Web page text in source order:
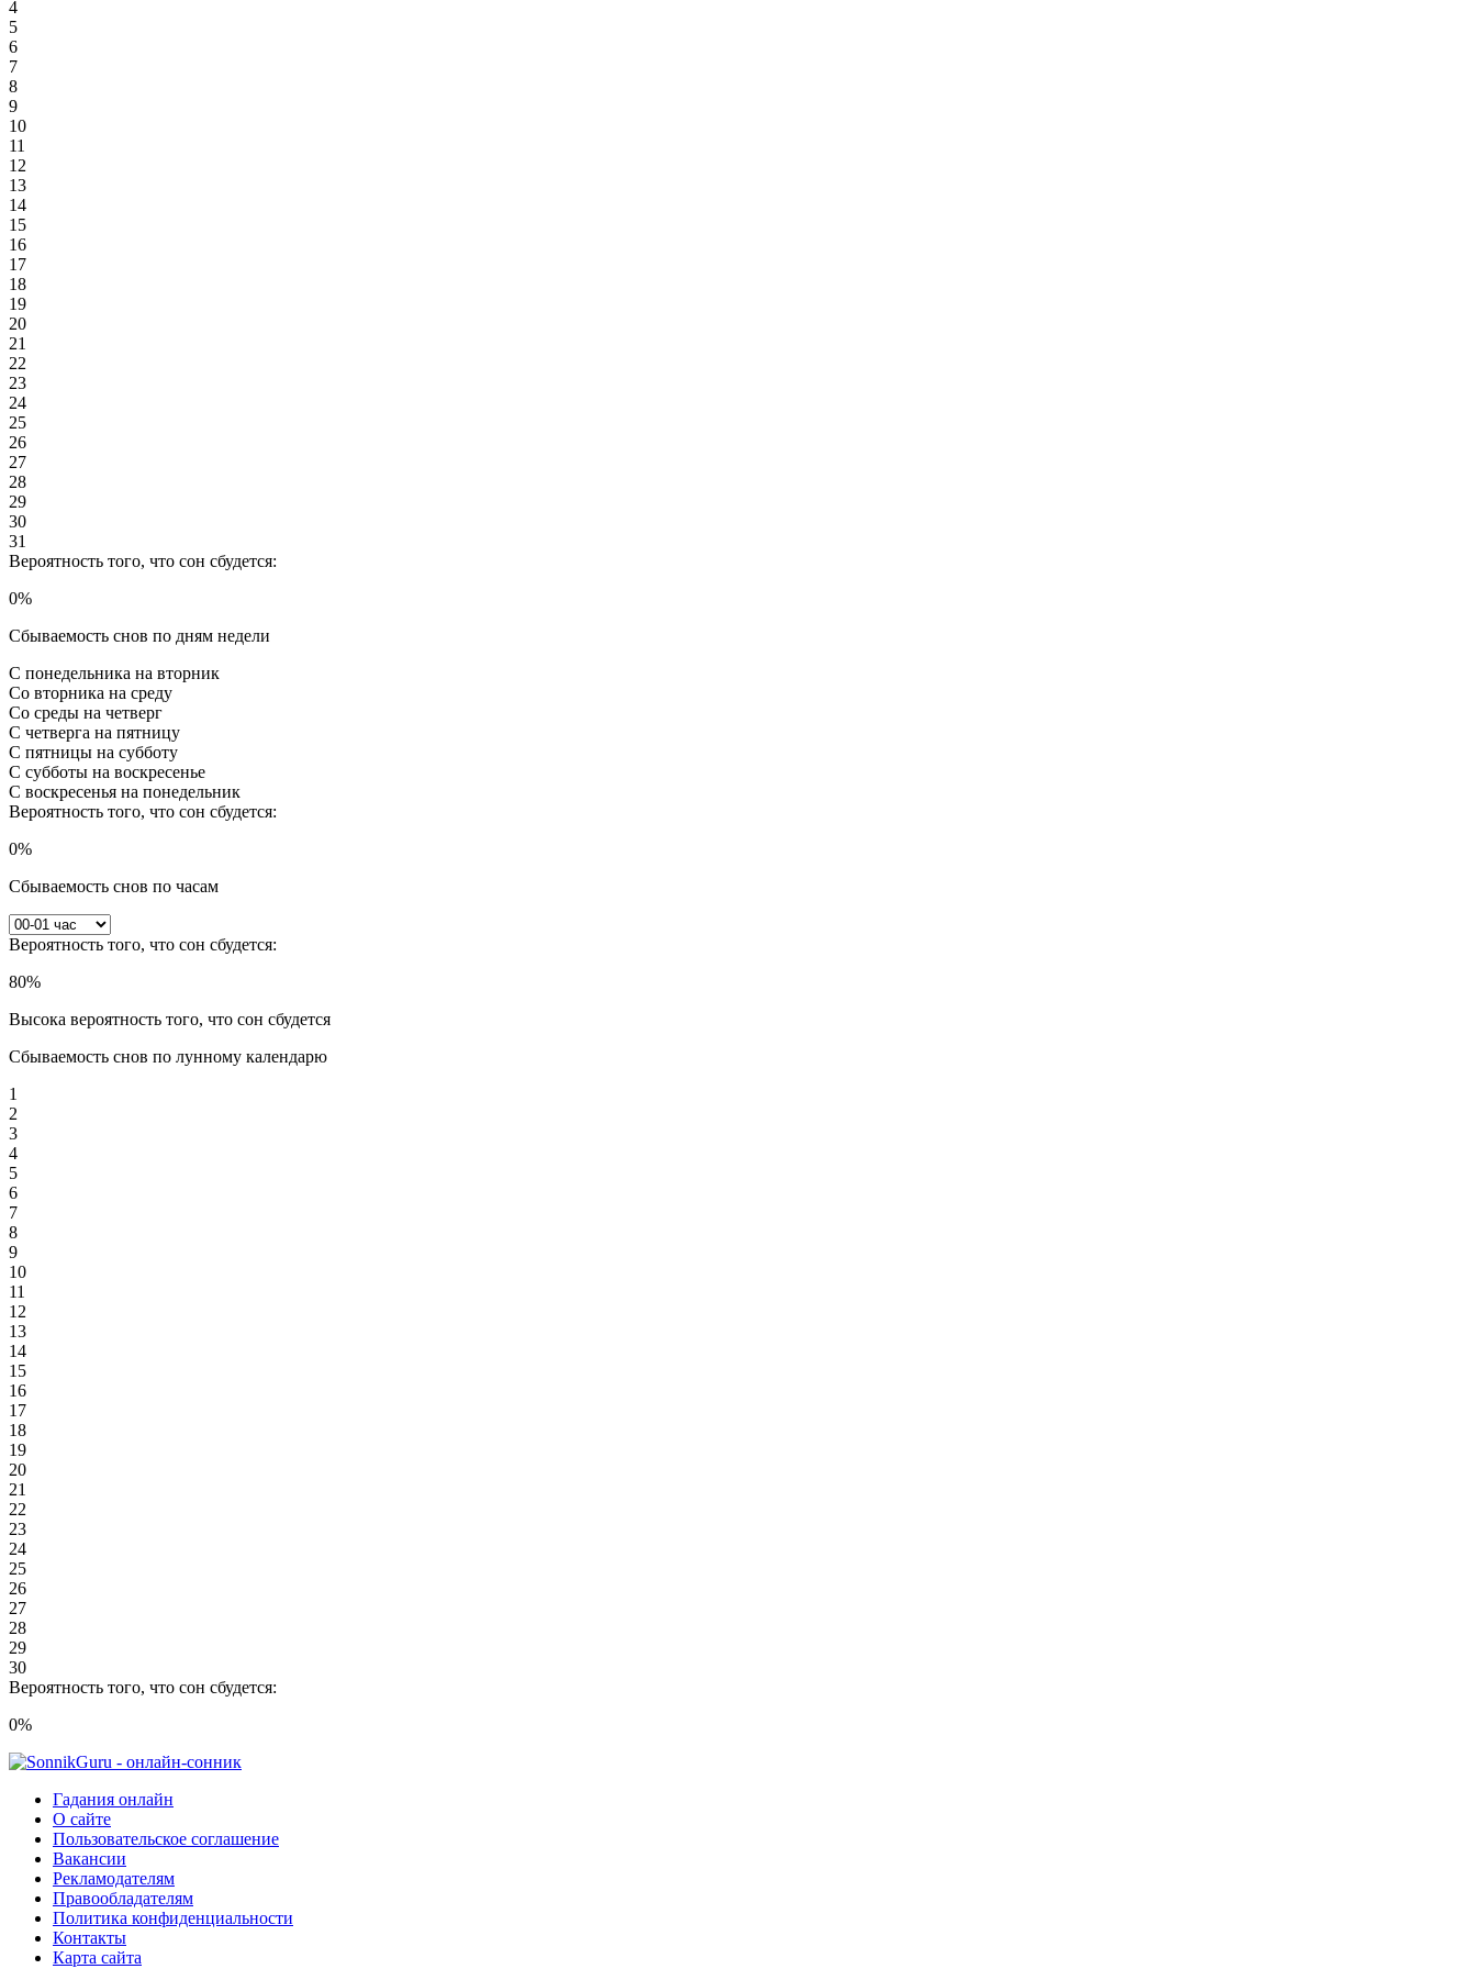
4
5
6
7
8
9
10
11
12
13
14
15
16
17
18
19
20
21
22
23
24
25
26
27
28
29
30
31
Вероятность того, что сон сбудется:
0%
Сбываемость снов по дням недели
С понедельника на вторник
Со вторника на среду
Со среды на четверг
С четверга на пятницу
С пятницы на субботу
С субботы на воскресенье
С воскресенья на понедельник
Вероятность того, что сон сбудется:
0%
Сбываемость снов по часам
Вероятность того, что сон сбудется:
80%
Высока вероятность того, что сон сбудется
Сбываемость снов по лунному календарю
1
2
3
4
5
6
7
8
9
10
11
12
13
14
15
16
17
18
19
20
21
22
23
24
25
26
27
28
29
30
Вероятность того, что сон сбудется:
0%
Гадания онлайн
О сайте
Пользовательское соглашение
Вакансии
Рекламодателям
Правообладателям
Политика конфиденциальности
Контакты
Карта сайта